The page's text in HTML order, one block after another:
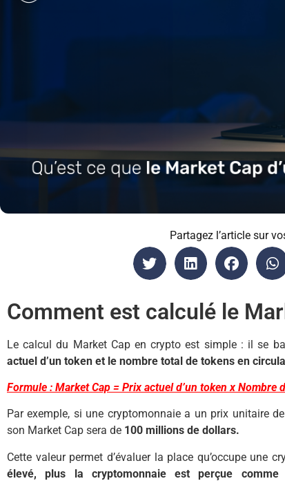
Partagez l’article sur
Comment est calculé le
Le calcul du Market Cap en crypto est simple : il se
actuel d’un token et le nombre total de tokens en
Formule : Market Cap = Prix actuel d’un token x Nombre
Par exemple, si une cryptomonnaie a un prix unitaire
son Market Cap sera de 100 millions de dollars.
Cette valeur permet d’évaluer la place qu’occupe une
élevé, plus la cryptomonnaie est perçue